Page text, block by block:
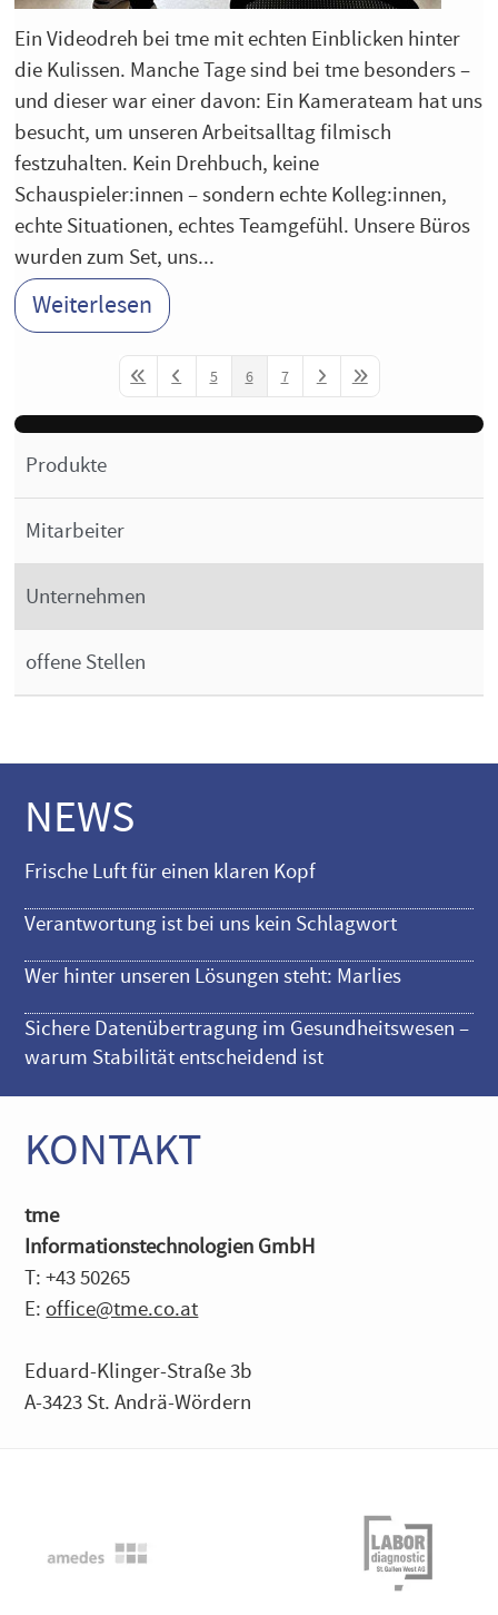
Ein Videodreh bei tme mit echten Einblicken hinter
die Kulissen. Manche Tage sind bei tme besonders –
und dieser war einer davon: Ein Kamerateam hat uns
besucht, um unseren Arbeitsalltag filmisch
festzuhalten. Kein Drehbuch, keine
Schauspieler:innen – sondern echte Kolleg:innen,
echte Situationen, echtes Teamgefühl. Unsere Büros
wurden zum Set, uns...
Weiterlesen
First PagePrevious Page
5 6 7 Next PageLast Page
Produkte
Mitarbeiter
Unternehmen
offene Stellen
NEWS
Frische Luft für einen klaren Kopf
Verantwortung ist bei uns kein Schlagwort
Wer hinter unseren Lösungen steht: Marlies
Sichere Datenübertragung im Gesundheitswesen –
warum Stabilität entscheidend ist
KONTAKT
tme
Informationstechnologien GmbH
T: +43 50265
E: office@tme.co.at
Eduard-Klinger-Straße 3b
A-3423 St. Andrä-Wördern